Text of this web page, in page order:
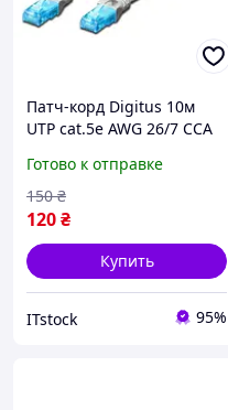
Патч-корд Digitus 10м
UTP cat.5e AWG 26/7 CCA
Готово к отправке
120₴
150 ₴
Купить
ITstock 95%